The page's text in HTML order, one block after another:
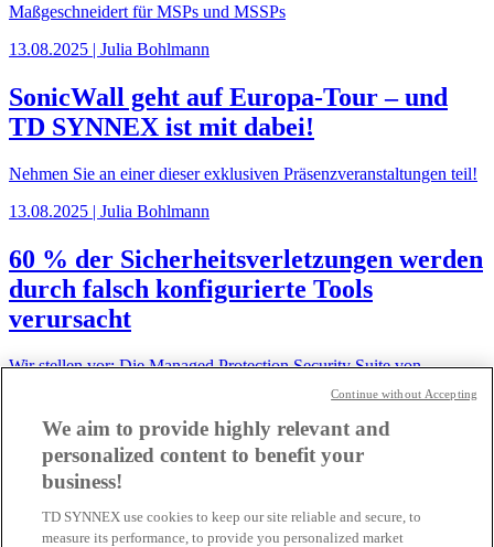
Maßgeschneidert für MSPs und MSSPs
13.08.2025 | Julia Bohlmann
SonicWall geht auf Europa-Tour – und
TD SYNNEX ist mit dabei!
Nehmen Sie an einer dieser exklusiven Präsenzveranstaltungen teil!
13.08.2025 | Julia Bohlmann
60 % der Sicherheitsverletzungen werden
durch falsch konfigurierte Tools
verursacht
Wir stellen vor: Die Managed Protection Security Suite von
04.07.2025 | Julia Bohlmann
Microsoft Defender schützt – SonicWall
Für umfassende Sicherheit.
We aim to provide highly relevant and
personalized content to benefit your
business!
TD SYNNEX use cookies to keep our site reliable and secure, to
measure its performance, to provide you personalized market
Continue without Accepting